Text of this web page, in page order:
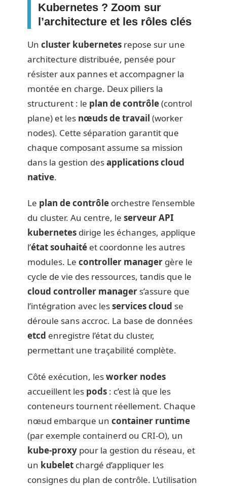
Kubernetes ? Zoom sur
l’architecture et les rôles clés
Un cluster kubernetes repose sur une
architecture distribuée, pensée pour
résister aux pannes et accompagner la
montée en charge. Deux piliers la
structurent : le plan de contrôle(control
plane) et les nœuds de travail (worker
nodes). Cette séparation garantit que
chaque composant assume sa mission
dans la gestion desapplications cloud
native.
Le plan de contrôle orchestre l’ensemble
du cluster. Au centre, le serveur API
kubernetes dirige les échanges, applique
l’état souhaité et coordonne les autres
modules. Le controller manager gère le
cycle de vie des ressources, tandis que le
cloud controller manager s’assure que
l’intégration avec lesservices cloud se
déroule sans accroc. La base de données
etcd enregistre l’état du cluster,
permettant une traçabilité complète.
Côté exécution, lesworker nodes
accueillent les pods : c’est là que les
conteneurs tournent réellement. Chaque
nœud embarque un container runtime
(par exemple containerd ou CRI-O), un
kube-proxy pour la gestion du réseau, et
un kubelet chargé d’appliquer les
consignes du plan de contrôle. L’utilisation